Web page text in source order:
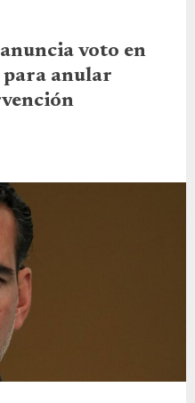
voto en
anular